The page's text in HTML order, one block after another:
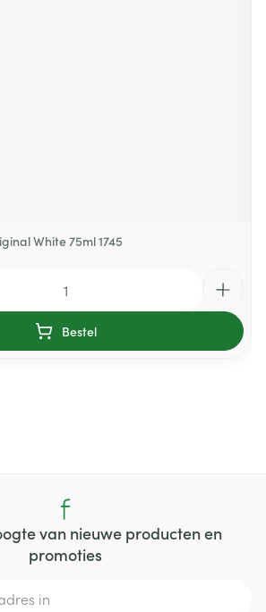
White 75ml 1745
Bestel
van nieuwe producten en
promoties